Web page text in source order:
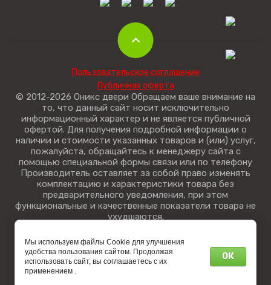
Пользовательское соглашение
Публичная оферта
© 2012-2026 Оникс двери Обращаем ваше внимание на
то, что данный сайт носит исключительно
информационный характер и не является публичной
офертой. Для получения подробной информации о
наличии и стоимости указанных товаров и (или) услуг,
пожалуйста, обращайтесь к менеджеру сайта с
помощью специальной формы связи или по телефону
Производитель оставляет за собой право изменять
комплектацию и характеристики товара без
предварительного уведомления, при этом
функциональные и качественные показатели товара не
ухудшаются.
Мы используем файлы Cookie для улучшения
удобства пользования сайтом. Продолжая
использовать сайт, вы соглашаетесь с их
применением .
ОК